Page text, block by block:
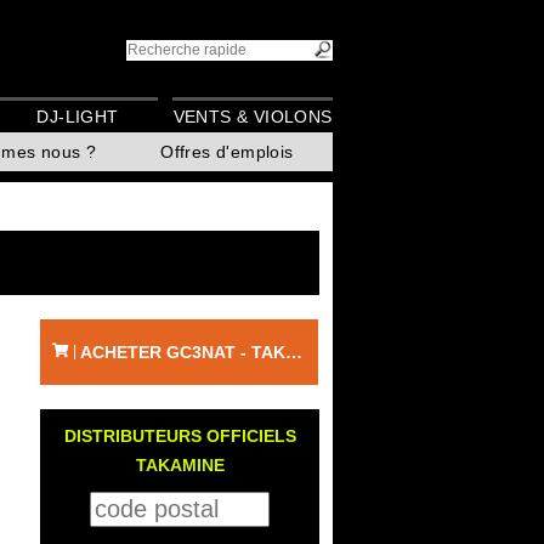
nous ? Offres d'emplois
DJ-LIGHT VENTS & VIOLONS
ACHETER GC3NAT - TAKAMINE
DISTRIBUTEURS OFFICIELS
TAKAMINE